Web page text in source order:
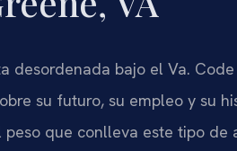
desordenada bajo el Va.
su futuro, su empleo y su
peso que conlleva este tipo de